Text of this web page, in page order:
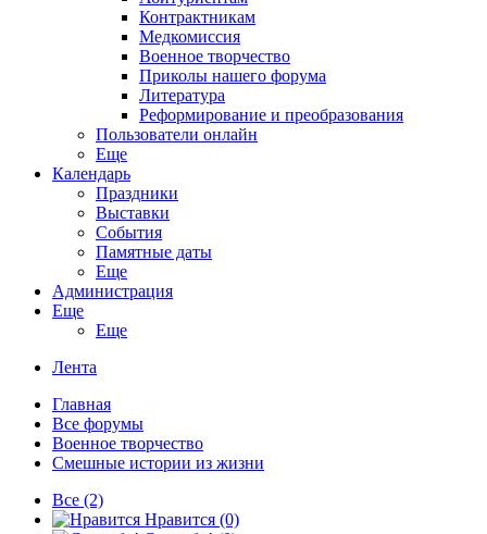
Контрактникам
Медкомиссия
Военное творчество
Приколы нашего форума
Литература
Реформирование и преобразования
Пользователи онлайн
Еще
Календарь
Праздники
Выставки
События
Памятные даты
Еще
Администрация
Еще
Еще
Лента
Главная
Все форумы
Военное творчество
Смешные истории из жизни
Все (2)
Нравится (0)